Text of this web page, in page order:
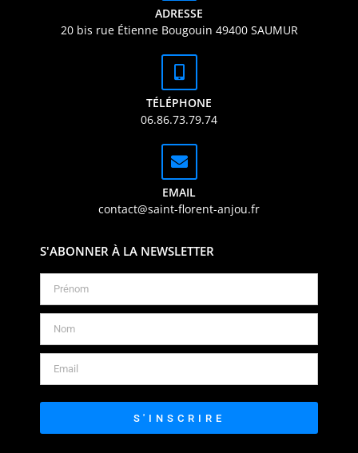
ADRESSE
20 bis rue Étienne Bougouin 49400 SAUMUR
TÉLÉPHONE
06.86.73.79.74
EMAIL
contact@saint-florent-anjou.fr
S'ABONNER À LA NEWSLETTER
S'INSCRIRE